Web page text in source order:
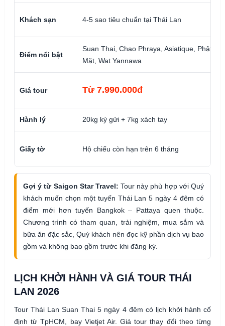
Khách sạn 4-5 sao tiêu chuẩn tại Thái Lan
Điểm nổi bật
Suan Thai, Chao Phraya, Asiatique, Phật
Mặt, Wat Yannawa
Giá tour Từ 7.990.000đ
Hành lý 20kg ký gửi + 7kg xách tay
Giấy tờ Hộ chiếu còn hạn trên 6 tháng
Gợi ý từ Saigon Star Travel: Tour này phù hợp với Quý
khách muốn chọn một tuyến Thái Lan 5 ngày 4 đêm có
điểm mới hơn tuyến Bangkok – Pattaya quen thuộc.
Chương trình có tham quan, trải nghiệm, mua sắm và
bữa ăn đặc sắc, Quý khách nên đọc kỹ phần dịch vụ bao
gồm và không bao gồm trước khi đăng ký.
LỊCH KHỞI HÀNH VÀ GIÁ TOUR THÁI
LAN 2026
Tour Thái Lan Suan Thai 5 ngày 4 đêm có lịch khởi hành cố
định từ TpHCM, bay Vietjet Air. Giá tour thay đổi theo từng